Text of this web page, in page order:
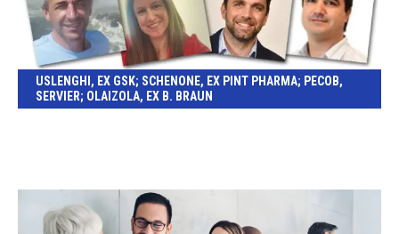
USLENGHI, EX GSK; SCHENONE, EX PINT PHARMA; PECOB,
SERVIER; OLAIZOLA, EX B. BRAUN